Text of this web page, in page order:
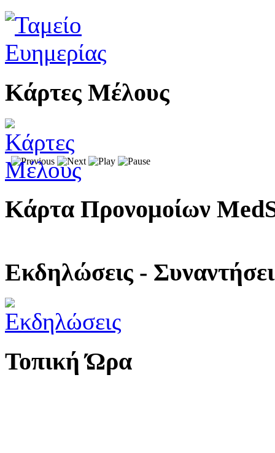
Κάρτες Μέλους
Κάρτα Προνομοίων
Εκδηλώσεις -
Τοπική Ώρα